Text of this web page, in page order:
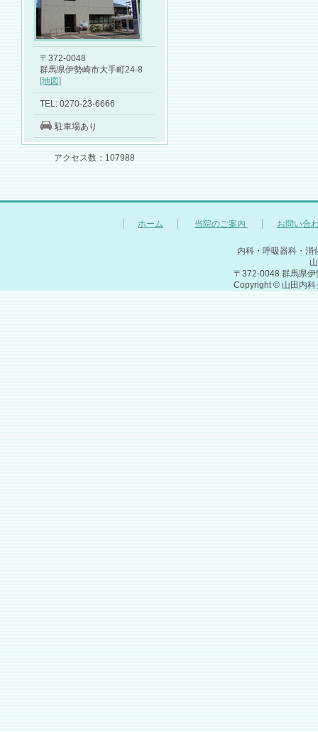
〒372-0048
群馬県伊勢崎市大手町24-8
[地図]
TEL: 0270-23-6666
駐車場あり
アクセス数：107988
ホーム 当院のご案内 お問い合
内科・呼吸器科・消
〒372-0048 群馬県
Copyright © 山田内科